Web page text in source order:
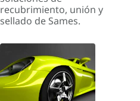
recubrimiento, unión y
sellado de Sames.